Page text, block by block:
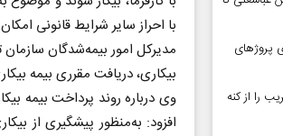
با احراز سایر شرایط قانونی
بیکاری، دریافت مقرری بیمه
وی درباره روند پرداخت بیمه
افزود: به‌منظور پیشگیری از
پروژهای
را از کنه